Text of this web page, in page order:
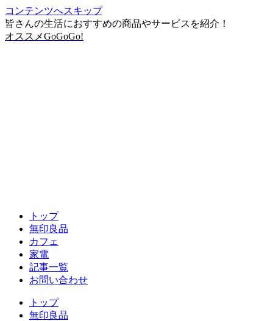
コンテンツへスキップ
皆さんの生活におすすめの商品やサービスを紹介！
オススメGoGoGo!
トップ
無印良品
カフェ
家電
記事一覧
お問い合わせ
トップ
無印良品